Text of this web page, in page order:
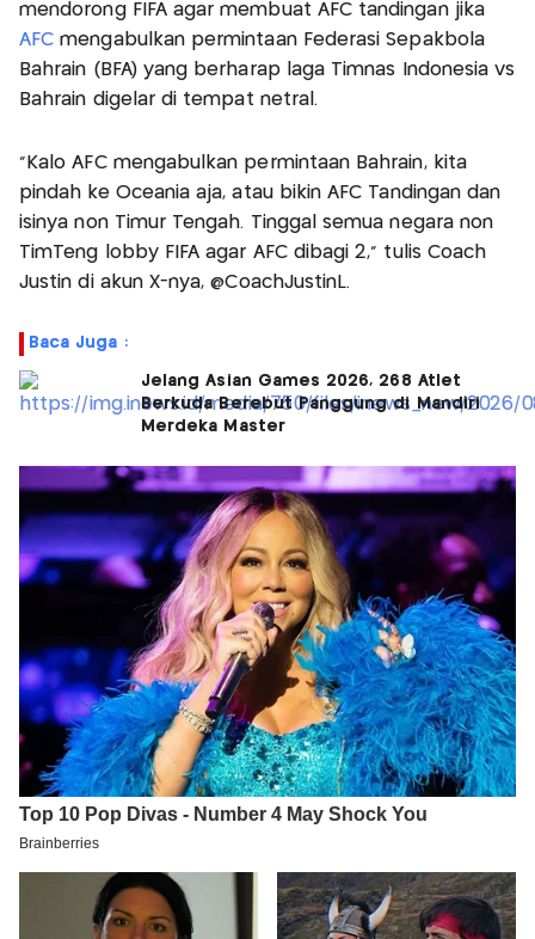
mendorong FIFA agar membuat AFC tandingan jika
AFC mengabulkan permintaan Federasi Sepakbola
Bahrain (BFA) yang berharap laga Timnas Indonesia vs
Bahrain digelar di tempat netral.
“Kalo AFC mengabulkan permintaan Bahrain, kita
pindah ke Oceania aja, atau bikin AFC Tandingan dan
isinya non Timur Tengah. Tinggal semua negara non
TimTeng lobby FIFA agar AFC dibagi 2,” tulis Coach
Justin di akun X-nya, @CoachJustinL.
Baca Juga :
Jelang Asian Games 2026, 268 Atlet
Berkuda Berebut Panggung di Mandiri
Merdeka Master